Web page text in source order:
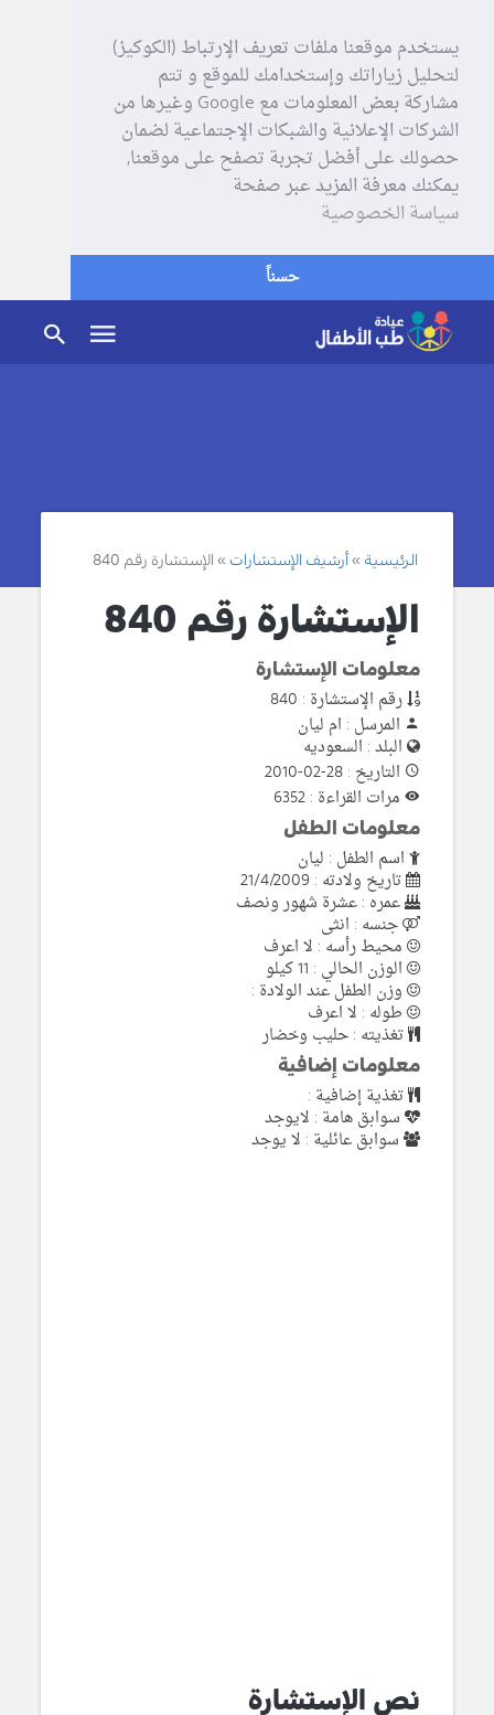
يستخدم موقعنا ملفات تعريف الإرتباط (الكوكيز)
لتحليل زياراتك وإستخدامك للموقع و تتم
مشاركة بعض المعلومات مع Google وغيرها من
الشركات الإعلانية والشبكات الإجتماعية لضمان
حصولك على أفضل تجربة تصفح على موقعنا,
يمكنك معرفة المزيد عبر صفحة
سياسة الخصوصية
حسناً
الرئيسية أرشيف الإستشارات الإستشارة رقم 840
الإستشارة رقم 840
معلومات الإستشارة
رقم الإستشارة : 840
المرسل : ام ليان
البلد : السعوديه
التاريخ : 28-02-2010
مرات القراءة : 6352
معلومات الطفل
اسم الطفل : ليان
تاريخ ولادته : 21/4/2009
عمره : عشرة شهور ونصف
جنسه : انثى
محيط رأسه : لا اعرف
الوزن الحالي : 11 كيلو
وزن الطفل عند الولادة :
طوله : لا اعرف
تغذيته : حليب وخضار
معلومات إضافية
تغذية إضافية :
سوابق هامة : لايوجد
سوابق عائلية : لا يوجد
نص الإستشارة